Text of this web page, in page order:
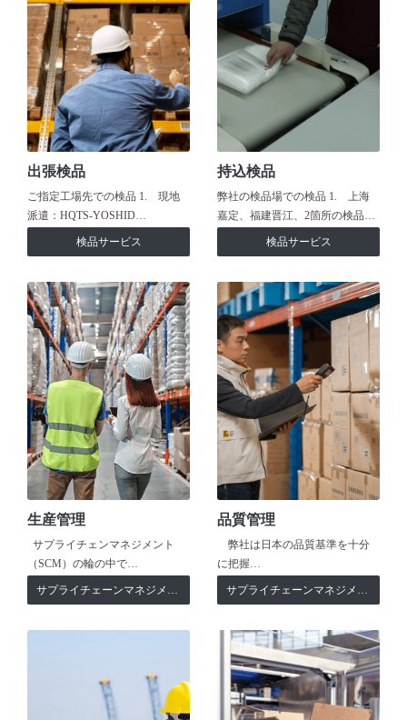
出張検品
ご指定工場先での検品 1. 現地
派遣：HQTS-YOSHID…
検品サービス
持込検品
弊社の検品場での検品 1. 上海
嘉定、福建晋江、2箇所の検品…
検品サービス
生産管理
サプライチェンマネジメント
（SCM）の輪の中で…
サプライチェーンマネジメント
品質管理
弊社は日本の品質基準を十分
に把握…
サプライチェーンマネジメント